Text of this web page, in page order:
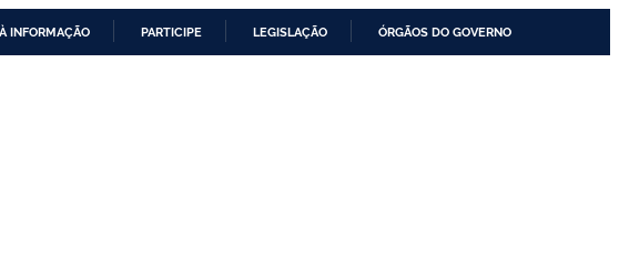
INFORMAÇÃO PARTICIPE LEGISLAÇÃO ÓRGÃOS DO GOVERNO